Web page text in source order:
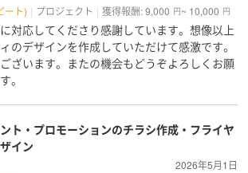
ート)
プロジェクト 獲得報酬: 9,000 円~ 10,000 円
対応してくださり感謝しています。想像以上
のデザインを作成していただけて感激です。
ざいます。またの機会もどうぞよろしくお願
。
ト・プロモーションのチラシ作成・フライヤ
イン
2026年5月1日